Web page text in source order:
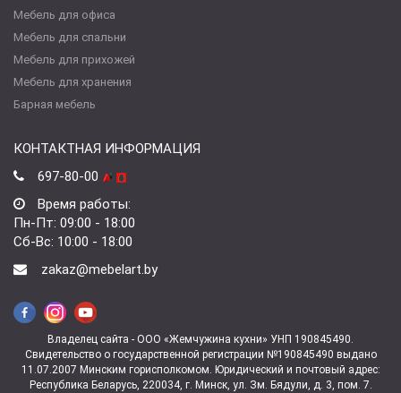
Мебель для офиса
Мебель для спальни
Мебель для прихожей
Мебель для хранения
Барная мебель
КОНТАКТНАЯ ИНФОРМАЦИЯ
697-80-00
Время работы:
Пн-Пт: 09:00 - 18:00
Сб-Вс: 10:00 - 18:00
zakaz@mebelart.by
Владелец сайта - ООО «Жемчужина кухни» УНП 190845490.
Свидетельство о государственной регистрации №190845490 выдано
11.07.2007 Минским горисполкомом. Юридический и почтовый адрес:
Республика Беларусь, 220034, г. Минск, ул. Зм. Бядули, д. 3, пом. 7.